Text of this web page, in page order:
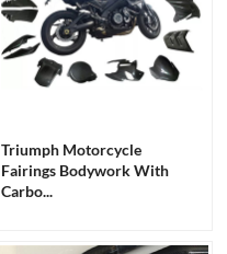
Triumph Motorcycle
Fairings Bodywork With
Carbo...